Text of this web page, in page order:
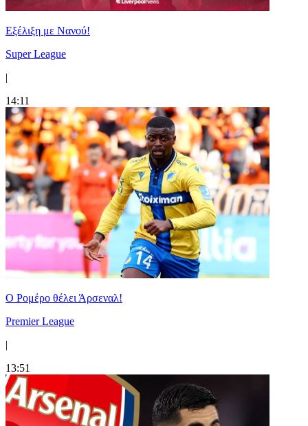
Εξέλιξη με Νανού!
Super League
|
14:11
Ο Ρομέρο θέλει Άρσεναλ!
Premier League
|
13:51